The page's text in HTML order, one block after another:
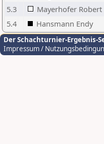
5.3
Mayerhofer Robert
5.4
Hansmann Endy
Der Schachturnier-Ergebnis-
Impressum /